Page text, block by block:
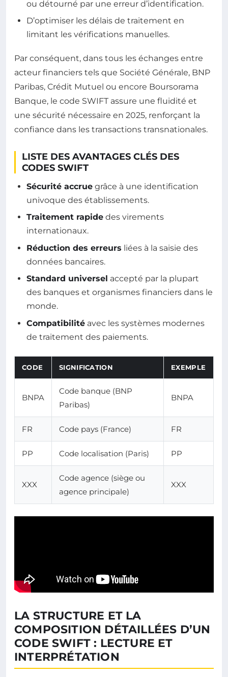
ou détourné par une erreur d’identification.
D’optimiser les délais de traitement en
limitant les vérifications manuelles.
Par conséquent, dans tous les échanges entre
acteur financiers tels que Société Générale, BNP
Paribas, Crédit Mutuel ou encore Boursorama
Banque, le code SWIFT assure une fluidité et
une sécurité nécessaire en 2025, renforçant la
confiance dans les transactions transnationales.
LISTE DES AVANTAGES CLÉS DES
CODES SWIFT
Sécurité accrue grâce à une identification
univoque des établissements.
Traitement rapide des virements
internationaux.
Réduction des erreurs liées à la saisie des
données bancaires.
Standard universel accepté par la plupart
des banques et organismes financiers dans le
monde.
Compatibilité avec les systèmes modernes
de traitement des paiements.
CODE SIGNIFICATION EXEMPLE
BNPA
Code banque (BNP
Paribas)
BNPA
FR Code pays (France) FR
PP Code localisation (Paris) PP
XXX
Code agence (siège ou
agence principale)
XXX
LA STRUCTURE ET LA
COMPOSITION DÉTAILLÉES D’UN
CODE SWIFT : LECTURE ET
INTERPRÉTATION